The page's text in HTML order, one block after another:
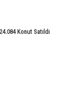
Konut Satıldı